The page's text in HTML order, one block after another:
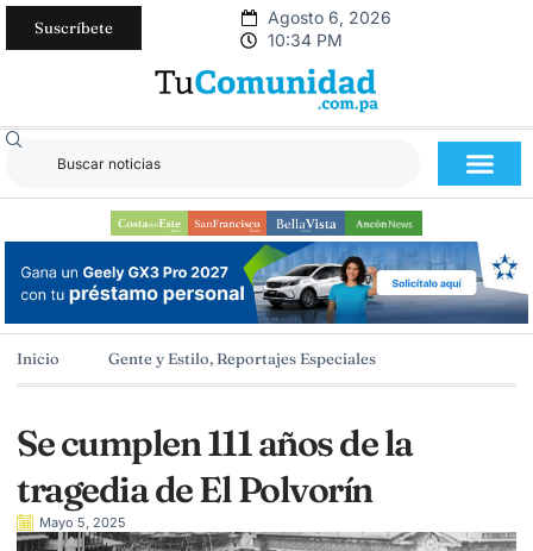
Suscríbete
Agosto 6, 2026
10:34 PM
Inicio Gente y Estilo, Reportajes Especiales
Se cumplen 111 años de la
tragedia de El Polvorín
Mayo 5, 2025